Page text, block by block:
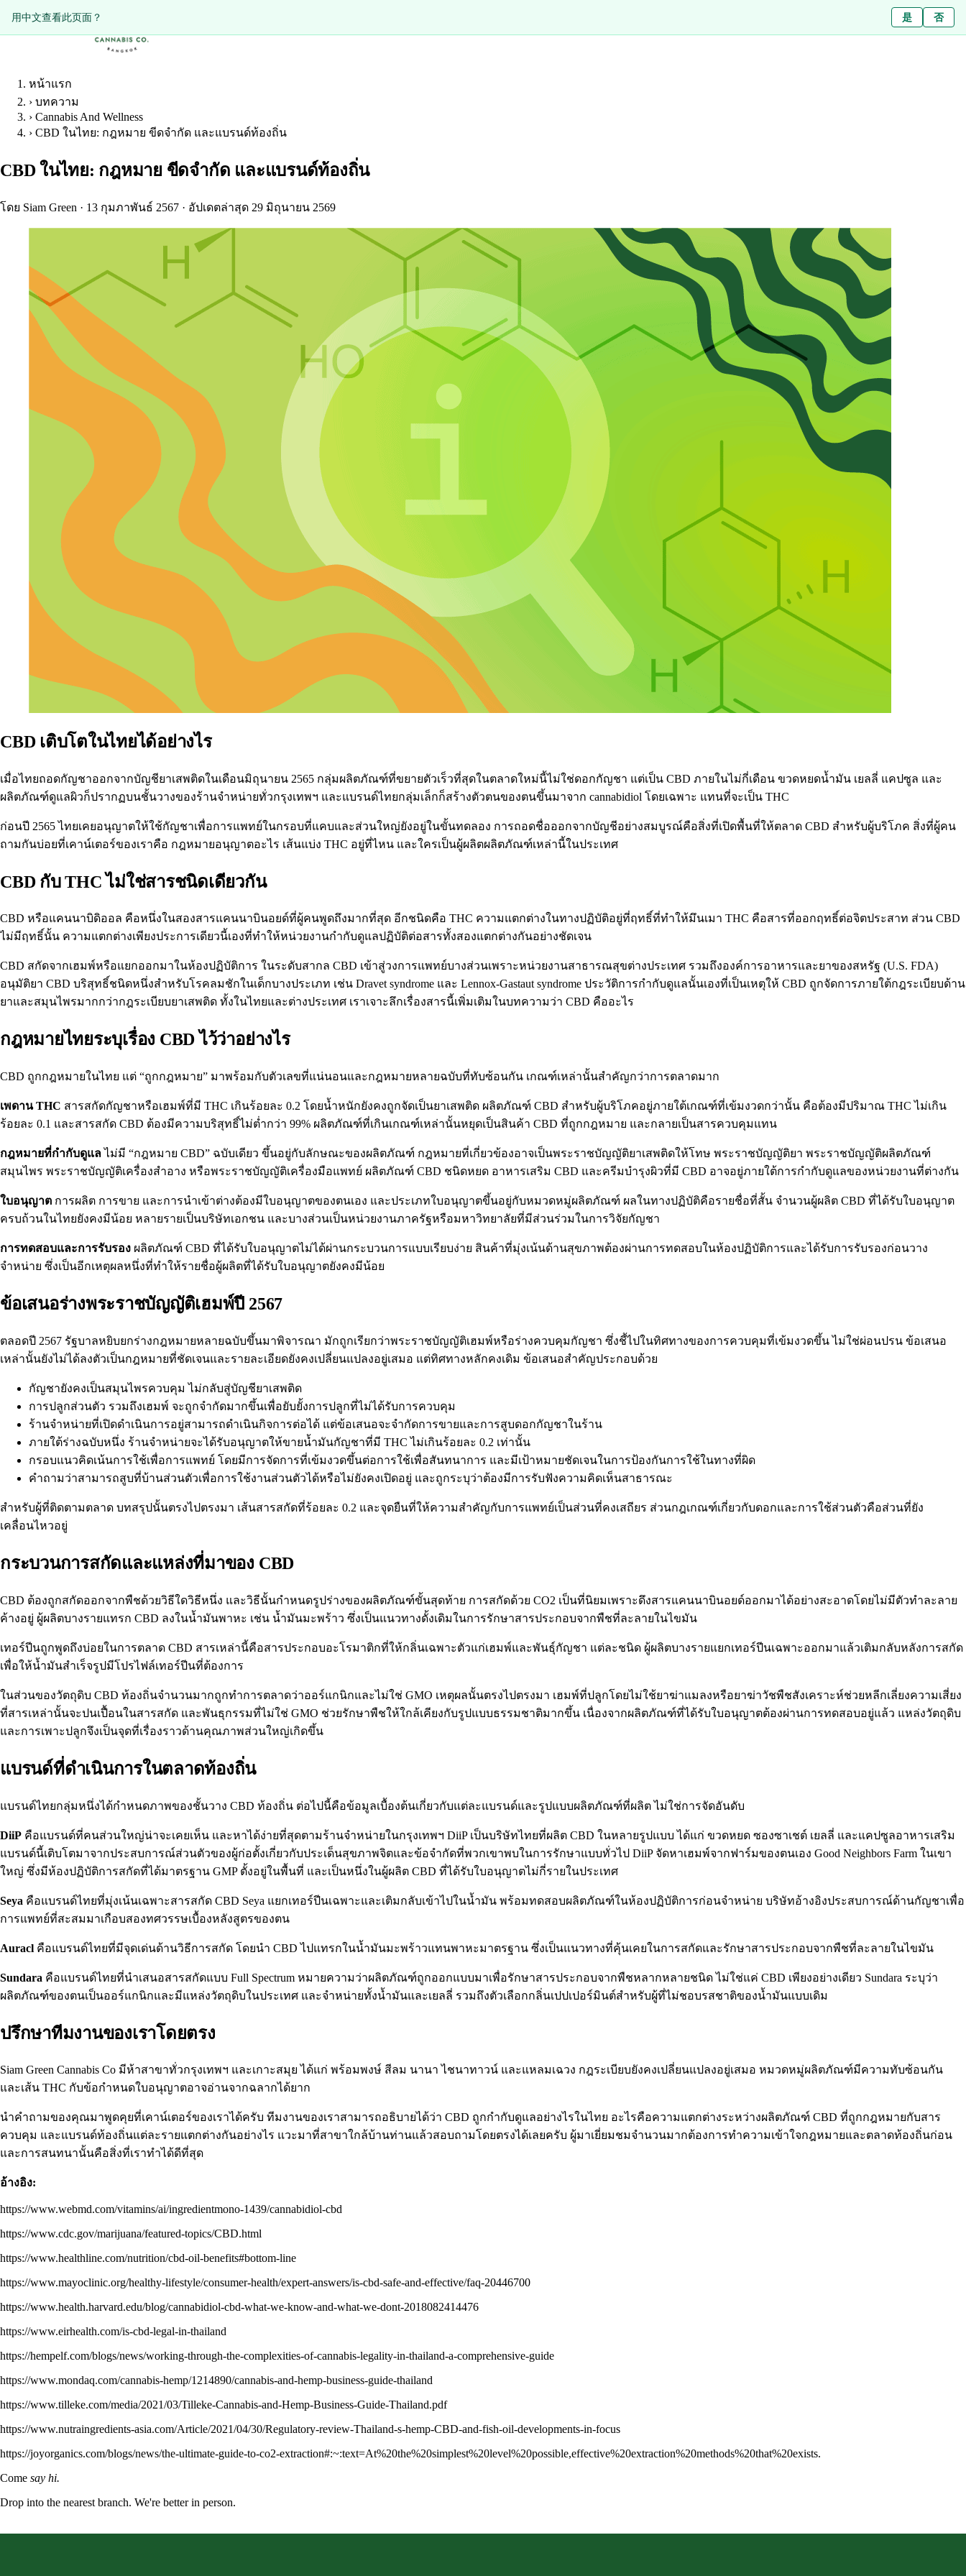
Diese Seite auf Deutsch ansehen? Nein
用中文查看此页面？ 是 否
สาขาเกี่ยวกับเราบทความข่าวติดต่อ
หน้าแรก
› บทความ
› Cannabis And Wellness
› CBD ในไทย: กฎหมาย ขีดจำกัด และแบรนด์ท้องถิ่น
CBD ในไทย: กฎหมาย ขีดจำกัด และแบรนด์ท้องถิ่น
โดย Siam Green · 13 กุมภาพันธ์ 2567 · อัปเดตล่าสุด 29 มิถุนายน 2569
CBD เติบโตในไทยได้อย่างไร
เมื่อไทยถอดกัญชาออกจากบัญชียาเสพติดในเดือนมิถุนายน 2565 กลุ่มผลิตภัณฑ์ที่ขยายตัวเร็วที่สุดในตลาดใหม่นี้ไม่ใช่ดอกกัญชา แต่เป็น CBD ภายในไม่กี่เดือน ขวดหยดน้ำมัน เยลลี่ แคปซูล และ
ผลิตภัณฑ์ดูแลผิวก็ปรากฏบนชั้นวางของร้านจำหน่ายทั่วกรุงเทพฯ และแบรนด์ไทยกลุ่มเล็กก็สร้างตัวตนของตนขึ้นมาจาก cannabidiol โดยเฉพาะ แทนที่จะเป็น THC
ก่อนปี 2565 ไทยเคยอนุญาตให้ใช้กัญชาเพื่อการแพทย์ในกรอบที่แคบและส่วนใหญ่ยังอยู่ในขั้นทดลอง การถอดชื่อออกจากบัญชีอย่างสมบูรณ์คือสิ่งที่เปิดพื้นที่ให้ตลาด CBD สำหรับผู้บริโภค สิ่งที่ผู้คน
ถามกันบ่อยที่เคาน์เตอร์ของเราคือ กฎหมายอนุญาตอะไร เส้นแบ่ง THC อยู่ที่ไหน และใครเป็นผู้ผลิตผลิตภัณฑ์เหล่านี้ในประเทศ
CBD กับ THC ไม่ใช่สารชนิดเดียวกัน
CBD หรือแคนนาบิดิออล คือหนึ่งในสองสารแคนนาบินอยด์ที่ผู้คนพูดถึงมากที่สุด อีกชนิดคือ THC ความแตกต่างในทางปฏิบัติอยู่ที่ฤทธิ์ที่ทำให้มึนเมา THC คือสารที่ออกฤทธิ์ต่อจิตประสาท ส่วน CBD
ไม่มีฤทธิ์นั้น ความแตกต่างเพียงประการเดียวนี้เองที่ทำให้หน่วยงานกำกับดูแลปฏิบัติต่อสารทั้งสองแตกต่างกันอย่างชัดเจน
CBD สกัดจากเฮมพ์หรือแยกออกมาในห้องปฏิบัติการ ในระดับสากล CBD เข้าสู่วงการแพทย์บางส่วนเพราะหน่วยงานสาธารณสุขต่างประเทศ รวมถึงองค์การอาหารและยาของสหรัฐ (U.S. FDA)
อนุมัติยา CBD บริสุทธิ์ชนิดหนึ่งสำหรับโรคลมชักในเด็กบางประเภท เช่น Dravet syndrome และ Lennox-Gastaut syndrome ประวัติการกำกับดูแลนั้นเองที่เป็นเหตุให้ CBD ถูกจัดการภายใต้กฎระเบียบด้าน
ยาและสมุนไพรมากกว่ากฎระเบียบยาเสพติด ทั้งในไทยและต่างประเทศ เราเจาะลึกเรื่องสารนี้เพิ่มเติมในบทความว่า CBD คืออะไร
กฎหมายไทยระบุเรื่อง CBD ไว้ว่าอย่างไร
CBD ถูกกฎหมายในไทย แต่ “ถูกกฎหมาย” มาพร้อมกับตัวเลขที่แน่นอนและกฎหมายหลายฉบับที่ทับซ้อนกัน เกณฑ์เหล่านั้นสำคัญกว่าการตลาดมาก
เพดาน THC สารสกัดกัญชาหรือเฮมพ์ที่มี THC เกินร้อยละ 0.2 โดยน้ำหนักยังคงถูกจัดเป็นยาเสพติด ผลิตภัณฑ์ CBD สำหรับผู้บริโภคอยู่ภายใต้เกณฑ์ที่เข้มงวดกว่านั้น คือต้องมีปริมาณ THC ไม่เกิน
ร้อยละ 0.1 และสารสกัด CBD ต้องมีความบริสุทธิ์ไม่ต่ำกว่า 99% ผลิตภัณฑ์ที่เกินเกณฑ์เหล่านั้นหยุดเป็นสินค้า CBD ที่ถูกกฎหมาย และกลายเป็นสารควบคุมแทน
กฎหมายที่กำกับดูแลไม่มี “กฎหมาย CBD” ฉบับเดียว ขึ้นอยู่กับลักษณะของผลิตภัณฑ์ กฎหมายที่เกี่ยวข้องอาจเป็นพระราชบัญญัติยาเสพติดให้โทษ พระราชบัญญัติยา พระราชบัญญัติผลิตภัณฑ์
สมุนไพร พระราชบัญญัติเครื่องสำอาง หรือพระราชบัญญัติเครื่องมือแพทย์ ผลิตภัณฑ์ CBD ชนิดหยด อาหารเสริม CBD และครีมบำรุงผิวที่มี CBD อาจอยู่ภายใต้การกำกับดูแลของหน่วยงานที่ต่างกัน
ใบอนุญาต การผลิต การขาย และการนำเข้าต่างต้องมีใบอนุญาตของตนเอง และประเภทใบอนุญาตขึ้นอยู่กับหมวดหมู่ผลิตภัณฑ์ ผลในทางปฏิบัติคือรายชื่อที่สั้น จำนวนผู้ผลิต CBD ที่ได้รับใบอนุญาต
ครบถ้วนในไทยยังคงมีน้อย หลายรายเป็นบริษัทเอกชน และบางส่วนเป็นหน่วยงานภาครัฐหรือมหาวิทยาลัยที่มีส่วนร่วมในการวิจัยกัญชา
การทดสอบและการรับรอง ผลิตภัณฑ์ CBD ที่ได้รับใบอนุญาตไม่ได้ผ่านกระบวนการแบบเรียบง่าย สินค้าที่มุ่งเน้นด้านสุขภาพต้องผ่านการทดสอบในห้องปฏิบัติการและได้รับการรับรองก่อนวาง
จำหน่าย ซึ่งเป็นอีกเหตุผลหนึ่งที่ทำให้รายชื่อผู้ผลิตที่ได้รับใบอนุญาตยังคงมีน้อย
ข้อเสนอร่างพระราชบัญญัติเฮมพ์ปี 2567
ตลอดปี 2567 รัฐบาลหยิบยกร่างกฎหมายหลายฉบับขึ้นมาพิจารณา มักถูกเรียกว่าพระราชบัญญัติเฮมพ์หรือร่างควบคุมกัญชา ซึ่งชี้ไปในทิศทางของการควบคุมที่เข้มงวดขึ้น ไม่ใช่ผ่อนปรน ข้อเสนอ
เหล่านั้นยังไม่ได้ลงตัวเป็นกฎหมายที่ชัดเจนและรายละเอียดยังคงเปลี่ยนแปลงอยู่เสมอ แต่ทิศทางหลักคงเดิม ข้อเสนอสำคัญประกอบด้วย
กัญชายังคงเป็นสมุนไพรควบคุม ไม่กลับสู่บัญชียาเสพติด
การปลูกส่วนตัว รวมถึงเฮมพ์ จะถูกจำกัดมากขึ้นเพื่อยับยั้งการปลูกที่ไม่ได้รับการควบคุม
ร้านจำหน่ายที่เปิดดำเนินการอยู่สามารถดำเนินกิจการต่อได้ แต่ข้อเสนอจะจำกัดการขายและการสูบดอกกัญชาในร้าน
ภายใต้ร่างฉบับหนึ่ง ร้านจำหน่ายจะได้รับอนุญาตให้ขายน้ำมันกัญชาที่มี THC ไม่เกินร้อยละ 0.2 เท่านั้น
กรอบแนวคิดเน้นการใช้เพื่อการแพทย์ โดยมีการจัดการที่เข้มงวดขึ้นต่อการใช้เพื่อสันทนาการ และมีเป้าหมายชัดเจนในการป้องกันการใช้ในทางที่ผิด
คำถามว่าสามารถสูบที่บ้านส่วนตัวเพื่อการใช้งานส่วนตัวได้หรือไม่ยังคงเปิดอยู่ และถูกระบุว่าต้องมีการรับฟังความคิดเห็นสาธารณะ
สำหรับผู้ที่ติดตามตลาด บทสรุปนั้นตรงไปตรงมา เส้นสารสกัดที่ร้อยละ 0.2 และจุดยืนที่ให้ความสำคัญกับการแพทย์เป็นส่วนที่คงเสถียร ส่วนกฎเกณฑ์เกี่ยวกับดอกและการใช้ส่วนตัวคือส่วนที่ยัง
เคลื่อนไหวอยู่
กระบวนการสกัดและแหล่งที่มาของ CBD
CBD ต้องถูกสกัดออกจากพืชด้วยวิธีใดวิธีหนึ่ง และวิธีนั้นกำหนดรูปร่างของผลิตภัณฑ์ขั้นสุดท้าย การสกัดด้วย CO2 เป็นที่นิยมเพราะดึงสารแคนนาบินอยด์ออกมาได้อย่างสะอาดโดยไม่มีตัวทำละลาย
ค้างอยู่ ผู้ผลิตบางรายแทรก CBD ลงในน้ำมันพาหะ เช่น น้ำมันมะพร้าว ซึ่งเป็นแนวทางดั้งเดิมในการรักษาสารประกอบจากพืชที่ละลายในไขมัน
เทอร์ปีนถูกพูดถึงบ่อยในการตลาด CBD สารเหล่านี้คือสารประกอบอะโรมาติกที่ให้กลิ่นเฉพาะตัวแก่เฮมพ์และพันธุ์กัญชา แต่ละชนิด ผู้ผลิตบางรายแยกเทอร์ปีนเฉพาะออกมาแล้วเติมกลับหลังการสกัด
เพื่อให้น้ำมันสำเร็จรูปมีโปรไฟล์เทอร์ปีนที่ต้องการ
ในส่วนของวัตถุดิบ CBD ท้องถิ่นจำนวนมากถูกทำการตลาดว่าออร์แกนิกและไม่ใช่ GMO เหตุผลนั้นตรงไปตรงมา เฮมพ์ที่ปลูกโดยไม่ใช้ยาฆ่าแมลงหรือยาฆ่าวัชพืชสังเคราะห์ช่วยหลีกเลี่ยงความเสี่ยง
ที่สารเหล่านั้นจะปนเปื้อนในสารสกัด และพันธุกรรมที่ไม่ใช่ GMO ช่วยรักษาพืชให้ใกล้เคียงกับรูปแบบธรรมชาติมากขึ้น เนื่องจากผลิตภัณฑ์ที่ได้รับใบอนุญาตต้องผ่านการทดสอบอยู่แล้ว แหล่งวัตถุดิบ
และการเพาะปลูกจึงเป็นจุดที่เรื่องราวด้านคุณภาพส่วนใหญ่เกิดขึ้น
แบรนด์ที่ดำเนินการในตลาดท้องถิ่น
แบรนด์ไทยกลุ่มหนึ่งได้กำหนดภาพของชั้นวาง CBD ท้องถิ่น ต่อไปนี้คือข้อมูลเบื้องต้นเกี่ยวกับแต่ละแบรนด์และรูปแบบผลิตภัณฑ์ที่ผลิต ไม่ใช่การจัดอันดับ
DiiP คือแบรนด์ที่คนส่วนใหญ่น่าจะเคยเห็น และหาได้ง่ายที่สุดตามร้านจำหน่ายในกรุงเทพฯ DiiP เป็นบริษัทไทยที่ผลิต CBD ในหลายรูปแบบ ได้แก่ ขวดหยด ซองซาเชต์ เยลลี่ และแคปซูลอาหารเสริม
แบรนด์นี้เติบโตมาจากประสบการณ์ส่วนตัวของผู้ก่อตั้งเกี่ยวกับประเด็นสุขภาพจิตและข้อจำกัดที่พวกเขาพบในการรักษาแบบทั่วไป DiiP จัดหาเฮมพ์จากฟาร์มของตนเอง Good Neighbors Farm ในเขา
ใหญ่ ซึ่งมีห้องปฏิบัติการสกัดที่ได้มาตรฐาน GMP ตั้งอยู่ในพื้นที่ และเป็นหนึ่งในผู้ผลิต CBD ที่ได้รับใบอนุญาตไม่กี่รายในประเทศ
Seya คือแบรนด์ไทยที่มุ่งเน้นเฉพาะสารสกัด CBD Seya แยกเทอร์ปีนเฉพาะและเติมกลับเข้าไปในน้ำมัน พร้อมทดสอบผลิตภัณฑ์ในห้องปฏิบัติการก่อนจำหน่าย บริษัทอ้างอิงประสบการณ์ด้านกัญชาเพื่อ
การแพทย์ที่สะสมมาเกือบสองทศวรรษเบื้องหลังสูตรของตน
Auracl คือแบรนด์ไทยที่มีจุดเด่นด้านวิธีการสกัด โดยนำ CBD ไปแทรกในน้ำมันมะพร้าวแทนพาหะมาตรฐาน ซึ่งเป็นแนวทางที่คุ้นเคยในการสกัดและรักษาสารประกอบจากพืชที่ละลายในไขมัน
Sundara คือแบรนด์ไทยที่นำเสนอสารสกัดแบบ Full Spectrum หมายความว่าผลิตภัณฑ์ถูกออกแบบมาเพื่อรักษาสารประกอบจากพืชหลากหลายชนิด ไม่ใช่แค่ CBD เพียงอย่างเดียว Sundara ระบุว่า
ผลิตภัณฑ์ของตนเป็นออร์แกนิกและมีแหล่งวัตถุดิบในประเทศ และจำหน่ายทั้งน้ำมันและเยลลี่ รวมถึงตัวเลือกกลิ่นเปปเปอร์มินต์สำหรับผู้ที่ไม่ชอบรสชาติของน้ำมันแบบเดิม
ปรึกษาทีมงานของเราโดยตรง
Siam Green Cannabis Co มีห้าสาขาทั่วกรุงเทพฯ และเกาะสมุย ได้แก่ พร้อมพงษ์ สีลม นานา ไชนาทาวน์ และแหลมเฉวง กฎระเบียบยังคงเปลี่ยนแปลงอยู่เสมอ หมวดหมู่ผลิตภัณฑ์มีความทับซ้อนกัน
และเส้น THC กับข้อกำหนดใบอนุญาตอาจอ่านจากฉลากได้ยาก
นำคำถามของคุณมาพูดคุยที่เคาน์เตอร์ของเราได้ครับ ทีมงานของเราสามารถอธิบายได้ว่า CBD ถูกกำกับดูแลอย่างไรในไทย อะไรคือความแตกต่างระหว่างผลิตภัณฑ์ CBD ที่ถูกกฎหมายกับสาร
ควบคุม และแบรนด์ท้องถิ่นแต่ละรายแตกต่างกันอย่างไร แวะมาที่สาขาใกล้บ้านท่านแล้วสอบถามโดยตรงได้เลยครับ ผู้มาเยี่ยมชมจำนวนมากต้องการทำความเข้าใจกฎหมายและตลาดท้องถิ่นก่อน
และการสนทนานั้นคือสิ่งที่เราทำได้ดีที่สุด
อ้างอิง:
https://www.webmd.com/vitamins/ai/ingredientmono-1439/cannabidiol-cbd
https://www.cdc.gov/marijuana/featured-topics/CBD.html
https://www.healthline.com/nutrition/cbd-oil-benefits#bottom-line
https://www.mayoclinic.org/healthy-lifestyle/consumer-health/expert-answers/is-cbd-safe-and-effective/faq-20446700
https://www.health.harvard.edu/blog/cannabidiol-cbd-what-we-know-and-what-we-dont-2018082414476
https://www.eirhealth.com/is-cbd-legal-in-thailand
https://hempelf.com/blogs/news/working-through-the-complexities-of-cannabis-legality-in-thailand-a-comprehensive-guide
https://www.mondaq.com/cannabis-hemp/1214890/cannabis-and-hemp-business-guide-thailand
https://www.tilleke.com/media/2021/03/Tilleke-Cannabis-and-Hemp-Business-Guide-Thailand.pdf
https://www.nutraingredients-asia.com/Article/2021/04/30/Regulatory-review-Thailand-s-hemp-CBD-and-fish-oil-developments-in-focus
https://joyorganics.com/blogs/news/the-ultimate-guide-to-co2-extraction#:~:text=At%20the%20simplest%20level%20possible,effective%20extraction%20methods%20that%20exists.
Come say hi.
Drop into the nearest branch. We're better in person.